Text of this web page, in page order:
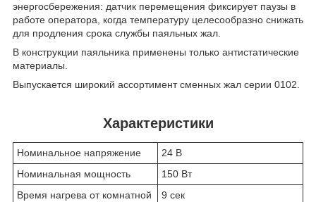
энергосбережения: датчик перемещения фиксирует паузы в
работе оператора, когда температуру целесообразно снижать
для продления срока службы паяльных жал.
В конструкции паяльника применены только антистатические
материалы.
Выпускается широкий ассортимент сменных жал серии 0102.
Характеристики
Номинальное напряжение
24 В
Номинальная мощность
150 Вт
Время нагрева от комнатной
9 сек